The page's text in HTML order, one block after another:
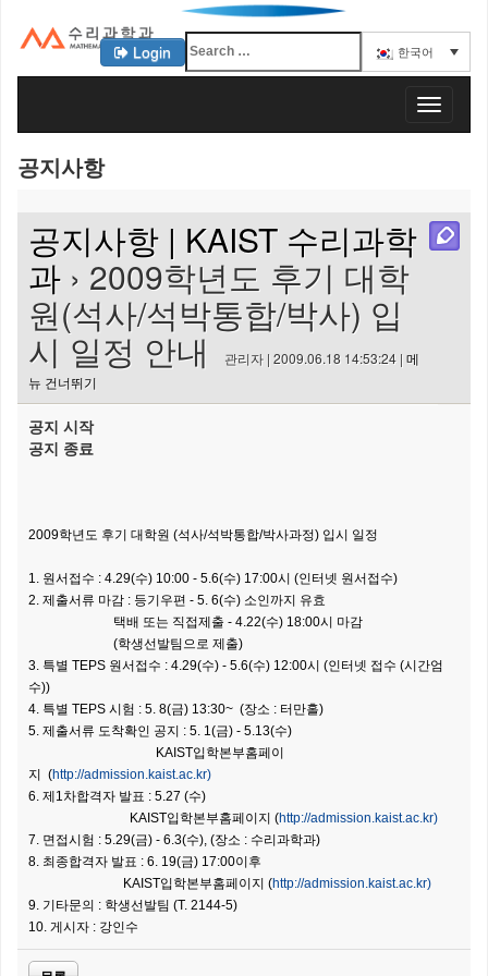
KAIST 수리과학과
Login 한국어
T
o
o
공지사항
공지사항 | KAIST 수리과학
과 › 2009학년도 후기 대학
원(석사/석박통합/박사) 입
시 일정 안내 관리자 | 2009.06.18 14:53:24 | 메
뉴 건너뛰기
공지 시작
공지 종료
2009학년도 후기 대학원 (석사/석박통합/박사과정) 입시 일정
1. 원서접수 : 4.29(수) 10:00 - 5.6(수) 17:00시 (인터넷 원서접수)
2. 제출서류 마감 : 등기우편 - 5. 6(수) 소인까지 유효
택배 또는 직접제출 - 4.22(수) 18:00시 마감
(학생선발팀으로 제출)
3. 특별 TEPS 원서접수 : 4.29(수) - 5.6(수) 12:00시 (인터넷 접수 (시간엄
수))
4. 특별 TEPS 시험 : 5. 8(금) 13:30~ (장소 : 터만홀)
5. 제출서류 도착확인 공지 : 5. 1(금) - 5.13(수)
KAIST입학본부홈페이
지 (http://admission.kaist.ac.kr)
6. 제1차합격자 발표 : 5.27 (수)
KAIST입학본부홈페이지 (http://admission.kaist.ac.kr)
7. 면접시험 : 5.29(금) - 6.3(수), (장소 : 수리과학과)
8. 최종합격자 발표 : 6. 19(금) 17:00이후
KAIST입학본부홈페이지 (http://admission.kaist.ac.kr)
9. 기타문의 : 학생선발팀 (T. 2144-5)
10. 게시자 : 강인수